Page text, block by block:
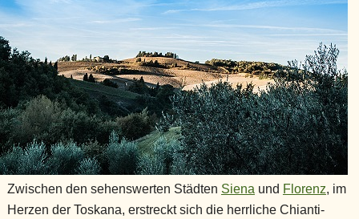
Zwischen den sehenswerten Städten Siena und Florenz, im
Herzen der Toskana, erstreckt sich die herrliche Chianti-